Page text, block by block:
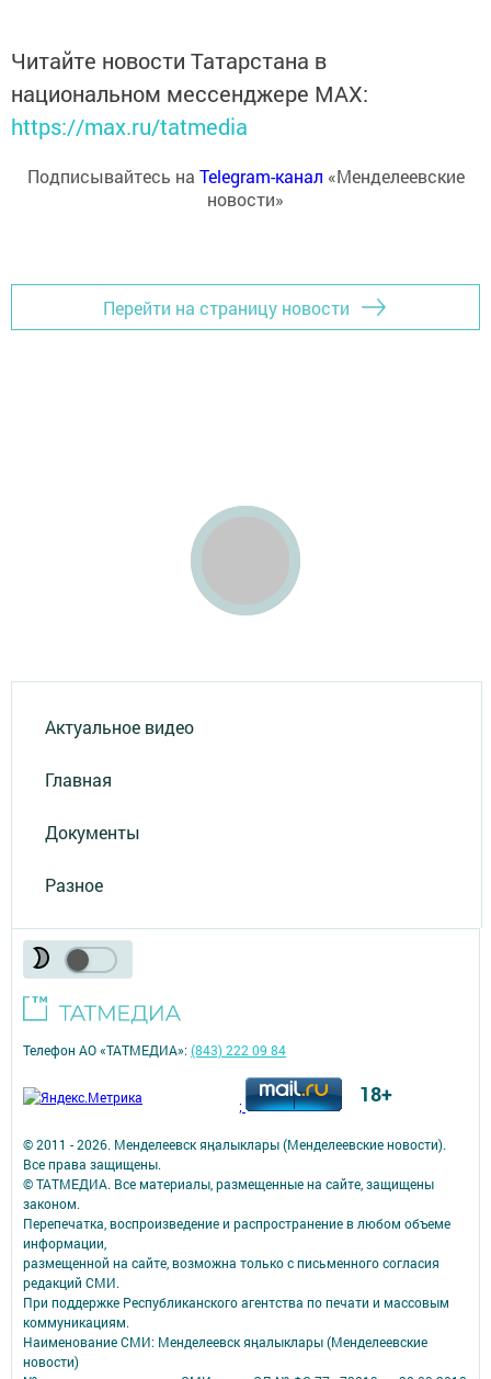
Читайте новости Татарстана в
национальном мессенджере MАХ:
https://max.ru/tatmedia
Подписывайтесь на Telegram-канал «Менделеевские
новости»
Перейти на страницу новости
Актуальное видео
Главная
Документы
Разное
© 2011 - 2026. Менделеевск яӊалыклары (Менделеевские новости).
Все права защищены.
© ТАТМЕДИА. Все материалы, размещенные на сайте, защищены
законом.
Перепечатка, воспроизведение и распространение в любом объеме
информации,
размещенной на сайте, возможна только с письменного согласия
редакций СМИ.
При поддержке Республиканского агентства по печати и массовым
коммуникациям.
Наименование СМИ: Менделеевск яӊалыклары (Менделеевские
новости)
Телефон АО «ТАТМЕДИА»:(843) 222 09 84
; 18+